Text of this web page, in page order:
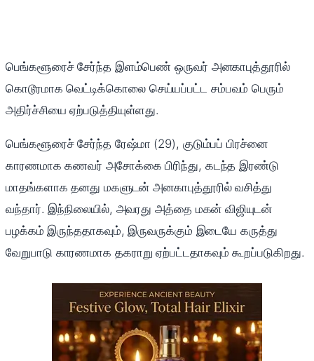
பெங்களூரைச் சேர்ந்த இளம்பெண் ஒருவர் அனகாபுத்தூரில்
கொடூரமாக வெட்டிக்கொலை செய்யப்பட்ட சம்பவம் பெரும்
அதிர்ச்சியை ஏற்படுத்தியுள்ளது.
பெங்களூரைச் சேர்ந்த ரேஷ்மா (29), குடும்பப் பிரச்னை
காரணமாக கணவர் அசோக்கை பிரிந்து, கடந்த இரண்டு
மாதங்களாக தனது மகளுடன் அனகாபுத்தூரில் வசித்து
வந்தார். இந்நிலையில், அவரது அத்தை மகன் விஜியுடன்
பழக்கம் இருந்ததாகவும், இருவருக்கும் இடையே கருத்து
வேறுபாடு காரணமாக தகராறு ஏற்பட்டதாகவும் கூறப்படுகிறது.